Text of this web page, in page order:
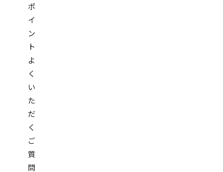
ポ
イ
ン
ト
よ
く
い
た
だ
く
ご
質
問